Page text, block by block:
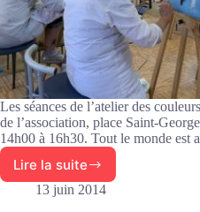
Les séances de l’atelier des
de l’association, place Saint-
14h00 à 16h30. Tout le monde
Lire la suitePrésentation
de
13 juin 2014